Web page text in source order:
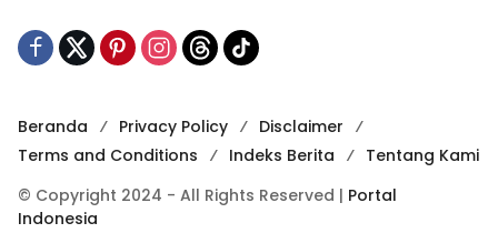
Beranda Privacy Policy
Disclaimer
Terms and Conditions
Indeks Berita
Tentang Kami
© Copyright 2024 - All Rights Reserved | Portal
Indonesia